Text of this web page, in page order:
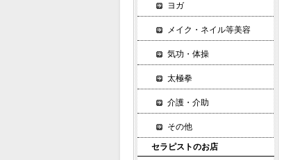
ヨガ
メイク・ネイル等美容
気功・体操
太極拳
介護・介助
その他
セラピストのお店